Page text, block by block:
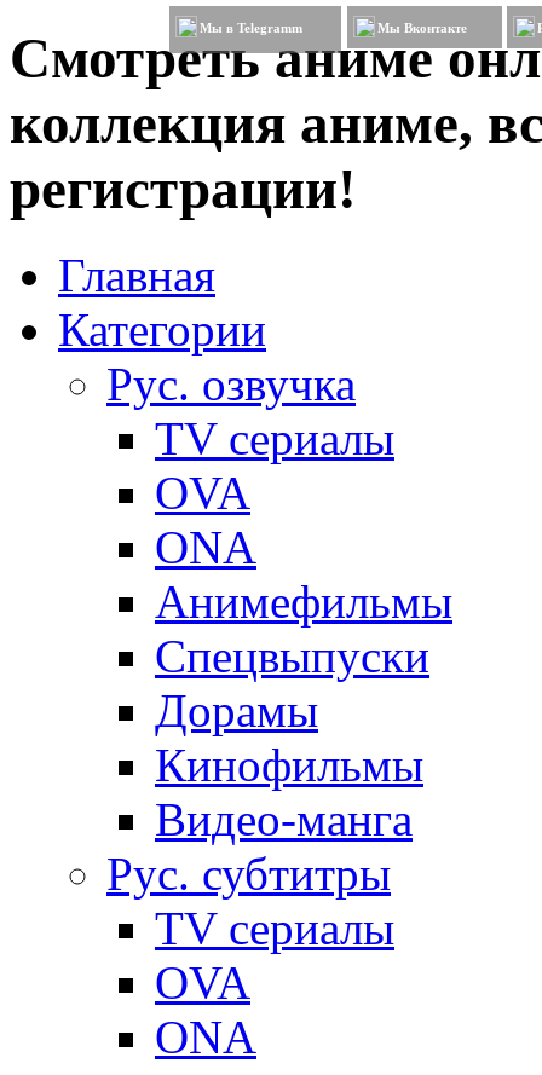
Смотреть аниме
коллекция аниме,
регистрации!
Мы в Telegramm Мы Вконтакте
Главная
Категории
Рус. озвучка
TV сериалы
OVA
ONA
Анимефильмы
Спецвыпуски
Дорамы
Кинофильмы
Видео-манга
Рус. субтитры
TV сериалы
OVA
ONA